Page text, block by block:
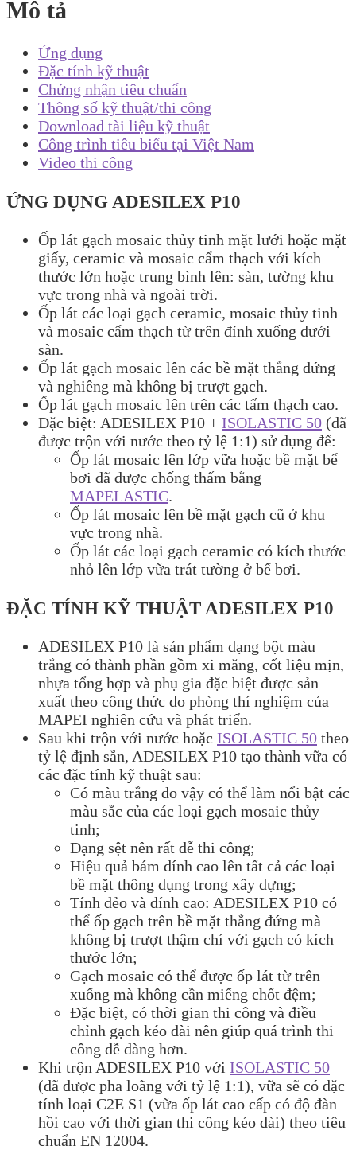
Mô tả
Ứng dụng
Đặc tính kỹ thuật
Chứng nhận tiêu chuẩn
Thông số kỹ thuật/thi công
Download tài liệu kỹ thuật
Công trình tiêu biểu tại Việt Nam
Video thi công
ỨNG DỤNG ADESILEX P10
Ốp lát gạch mosaic thủy tinh mặt lưới hoặc mặt
giấy, ceramic và mosaic cẩm thạch với kích
thước lớn hoặc trung bình lên: sàn, tường khu
vực trong nhà và ngoài trời.
Ốp lát các loại gạch ceramic, mosaic thủy tinh
và mosaic cẩm thạch từ trên đỉnh xuống dưới
sàn.
Ốp lát gạch mosaic lên các bề mặt thẳng đứng
và nghiêng mà không bị trượt gạch.
Ốp lát gạch mosaic lên trên các tấm thạch cao.
Đặc biệt: ADESILEX P10 + ISOLASTIC 50 (đã
được trộn với nước theo tỷ lệ 1:1) sử dụng để:
Ốp lát mosaic lên lớp vữa hoặc bề mặt bể
bơi đã được chống thấm bằng
MAPELASTIC.
Ốp lát mosaic lên bề mặt gạch cũ ở khu
vực trong nhà.
Ốp lát các loại gạch ceramic có kích thước
nhỏ lên lớp vữa trát tường ở bể bơi.
ĐẶC TÍNH KỸ THUẬT ADESILEX P10
ADESILEX P10 là sản phẩm dạng bột màu
trắng có thành phần gồm xi măng, cốt liệu mịn,
nhựa tổng hợp và phụ gia đặc biệt được sản
xuất theo công thức do phòng thí nghiệm của
MAPEI nghiên cứu và phát triển.
Sau khi trộn với nước hoặc ISOLASTIC 50 theo
tỷ lệ định sẵn, ADESILEX P10 tạo thành vữa có
các đặc tính kỹ thuật sau:
Có màu trắng do vậy có thể làm nổi bật các
màu sắc của các loại gạch mosaic thủy
tinh;
Dạng sệt nên rất dễ thi công;
Hiệu quả bám dính cao lên tất cả các loại
bề mặt thông dụng trong xây dựng;
Tính dẻo và dính cao: ADESILEX P10 có
thể ốp gạch trên bề mặt thẳng đứng mà
không bị trượt thậm chí với gạch có kích
thước lớn;
Gạch mosaic có thể được ốp lát từ trên
xuống mà không cần miếng chốt đệm;
Đặc biệt, có thời gian thi công và điều
chỉnh gạch kéo dài nên giúp quá trình thi
công dễ dàng hơn.
Khi trộn ADESILEX P10 với ISOLASTIC 50
(đã được pha loãng với tỷ lệ 1:1), vữa sẽ có đặc
tính loại C2E S1 (vữa ốp lát cao cấp có độ đàn
hồi cao với thời gian thi công kéo dài) theo tiêu
chuẩn EN 12004.